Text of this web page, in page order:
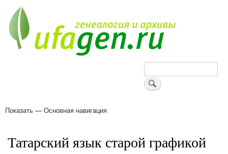
основному
содержанию
Поиск
Основная
Показать — Основная навигация
Татарский язык старой графикой